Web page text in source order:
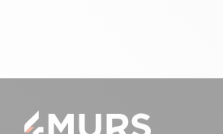
50.82 78200 Buchelay
01 30 94 18 21